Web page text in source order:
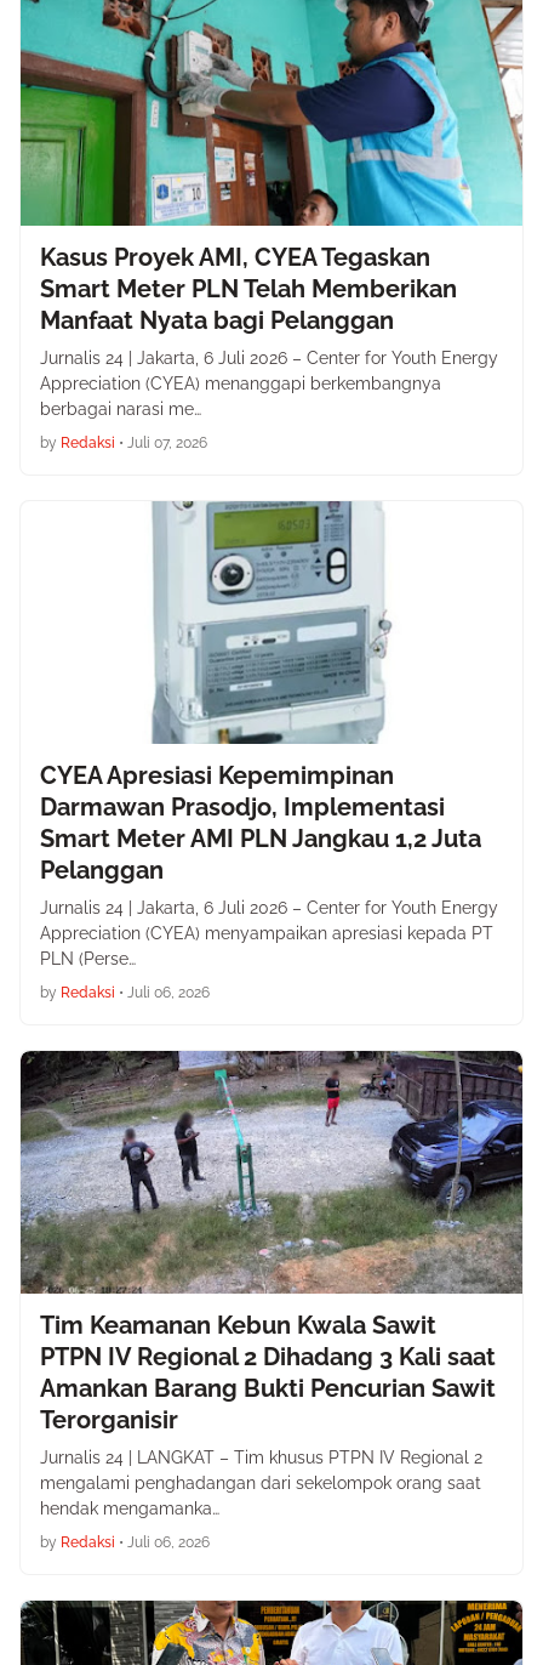
Kasus Proyek AMI, CYEA Tegaskan
Smart Meter PLN Telah Memberikan
Manfaat Nyata bagi Pelanggan
Jurnalis 24 | Jakarta, 6 Juli 2026 – Center for Youth Energy
Appreciation (CYEA) menanggapi berkembangnya
berbagai narasi me…
by Redaksi • Juli 07, 2026
CYEA Apresiasi Kepemimpinan
Darmawan Prasodjo, Implementasi
Smart Meter AMI PLN Jangkau 1,2 Juta
Pelanggan
Jurnalis 24 | Jakarta, 6 Juli 2026 – Center for Youth Energy
Appreciation (CYEA) menyampaikan apresiasi kepada PT
PLN (Perse…
by Redaksi • Juli 06, 2026
Tim Keamanan Kebun Kwala Sawit
PTPN IV Regional 2 Dihadang 3 Kali saat
Amankan Barang Bukti Pencurian Sawit
Terorganisir
Jurnalis 24 | LANGKAT – Tim khusus PTPN IV Regional 2
mengalami penghadangan dari sekelompok orang saat
hendak mengamanka…
by Redaksi • Juli 06, 2026